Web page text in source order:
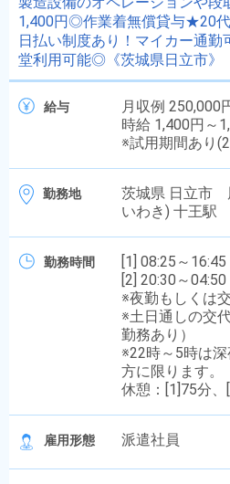
1,400円◎作業着無償貸与★20代
日払い制度あり！マイカー通
堂利用可能◎《茨城県日立市》
給与
月収例 250,000
時給 1,400円～
※試用期間あり
勤務地
茨城県 日立市
いわき) 十王駅
勤務時間
[1] 08:25～16:45
[2] 20:30～04:50
※夜勤もしくは
※土日通しの交
勤務あり）
※22時～5時は
方に限ります。
休憩：[1]75分、
雇用形態 派遣社員